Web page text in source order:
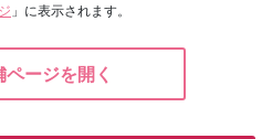
」に表示されます。
ージを開く